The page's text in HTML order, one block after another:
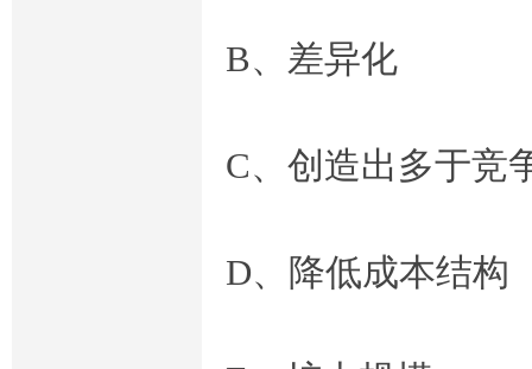
B、差异化
C、创造出多于竞
D、降低成本结构